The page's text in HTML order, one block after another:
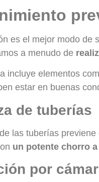
es el mejor modo de
a menudo de
incluye elementos
estar en buenas
de tuberías
las tuberías previene
un potente chorro
por